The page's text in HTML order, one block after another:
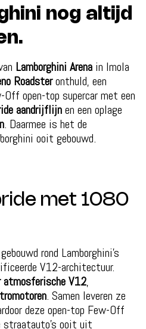
nog altijd
Lamborghini Arena in Imola
Roadsteronthuld, een
open-top supercar met een
aandrijflijnen een oplage
. Daarmee is het de
ooit gebouwd.
met 1080
rond Lamborghini’s
V12-architectuur.
V12,
. Samen leveren ze
deze open-top Few-Off
straatauto’s ooit uit